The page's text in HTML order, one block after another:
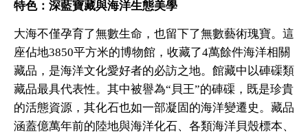
特色：深藍寶藏與海洋生態美學
大海不僅孕育了無數生命，也留下了無數藝術瑰寶。這
座佔地3850平方米的博物館，收藏了4萬餘件海洋相關
藏品，是海洋文化愛好者的必訪之地。館藏中以硨磲類
藏品最具代表性。其中被譽為“貝王”的硨磲，既是珍貴
的活態資源，其化石也如一部凝固的海洋變遷史。藏品
涵蓋億萬年前的陸地與海洋化石、各類海洋貝殼標本、